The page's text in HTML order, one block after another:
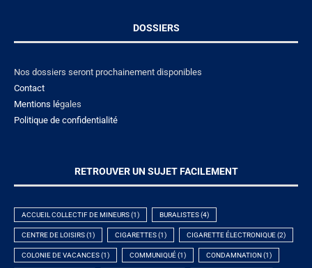
DOSSIERS
Nos dossiers seront prochainement disponibles
Contact
Mentions légales
Politique de confidentialité
RETROUVER UN SUJET FACILEMENT
ACCUEIL COLLECTIF DE MINEURS(1) BURALISTES(4)
CENTRE DE LOISIRS(1) CIGARETTES(1) CIGARETTE ÉLECTRONIQUE(2)
COLONIE DE VACANCES(1) COMMUNIQUÉ(1) CONDAMNATION(1)